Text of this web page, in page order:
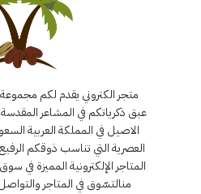
متجر الكتروني يقدم لكم
عبق ذكرياتكم في المشاعر المقدسة
الاصيل في المملكة العربية
العصرية التي تناسب ذوقكم
المتاجر الإلكترونية المميزة في
منالتسّوق في المتاجر